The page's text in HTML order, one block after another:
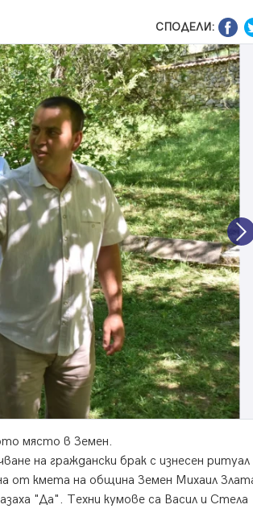
СПОДЕЛИ:
място в Земен.
на граждански брак с изнесен ритуал
от кмета на община Земен Михаил
"Да". Техни кумове са Васил и Стела